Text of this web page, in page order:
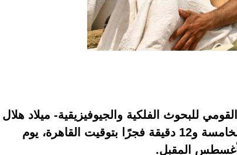
للبحوث الفلكية والجيوفيزيقية- ميلاد هلال
شهر ذي الحجة، بعد حدوث الاقتران في تمام الخامسة و12 دقيقة فجرًا بتوقيت القاهرة، يوم